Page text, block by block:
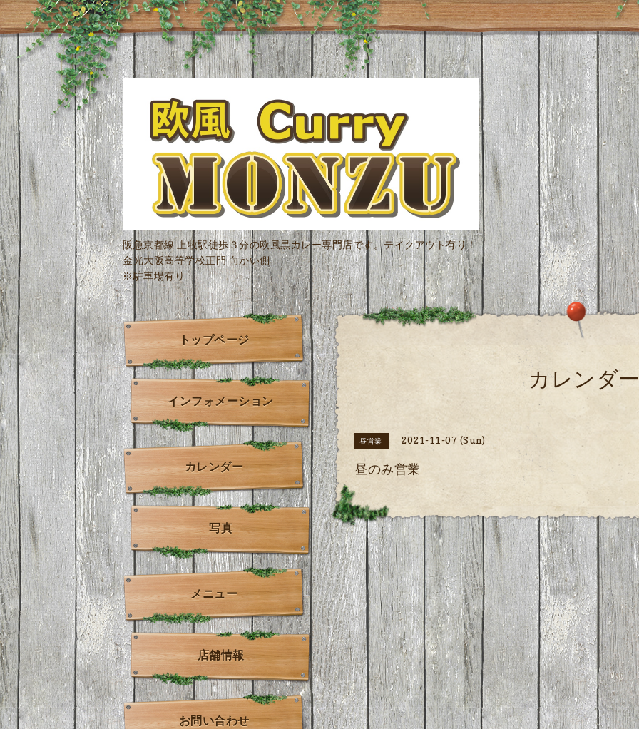
阪急京都線 上牧駅徒歩３分の欧風黒カレー専門店です。テイクアウト有り！
金光大阪高等学校正門 向かい側
※駐車場有り
カレンダ
昼営業 2021-11-07 (Sun)
昼のみ営業
トップページ
インフォメーション
カレンダー
写真
メニュー
店舗情報
お問い合わせ